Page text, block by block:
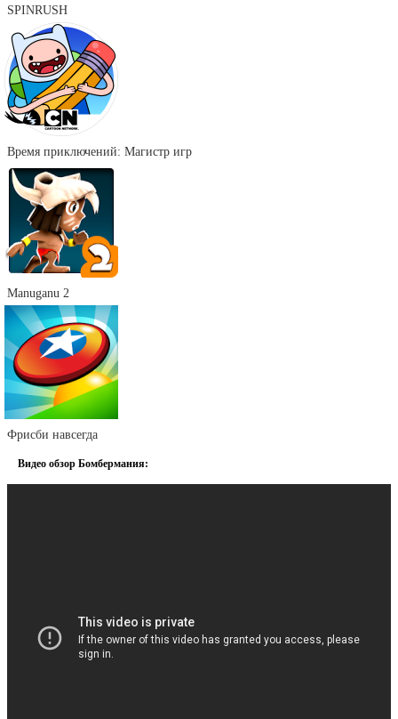
SPINRUSH
Время приключений: Магистр игр
Manuganu 2
Фрисби навсегда
Видео обзор Бомбермания: